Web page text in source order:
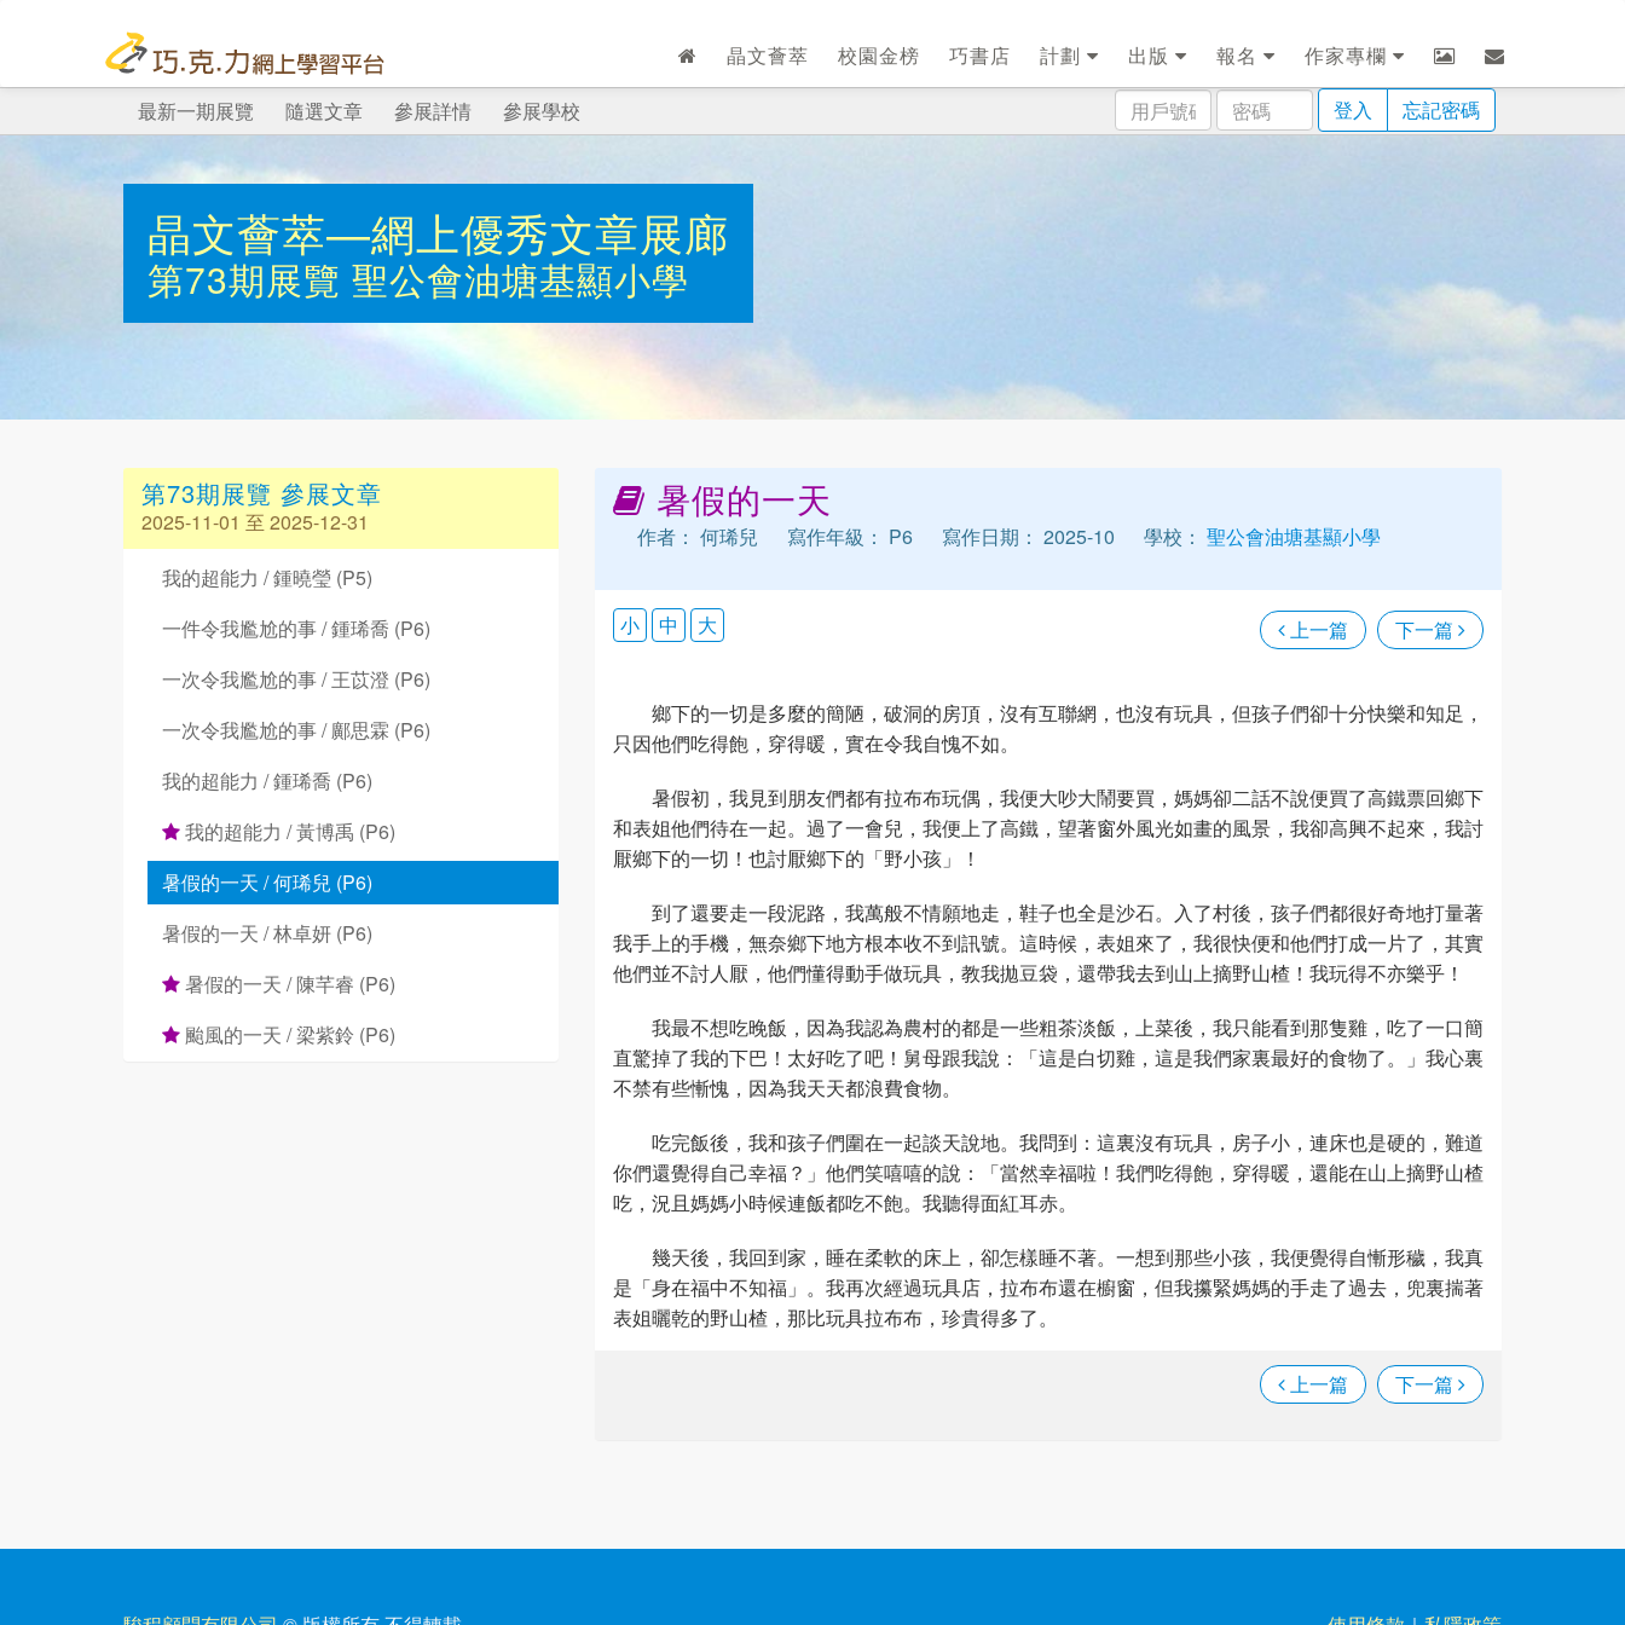
晶文薈萃 校園金榜 巧書店 計劃 出版 報名
作家專欄
用
戶
密
碼
登入 忘記密碼
最新一期展覽 隨選文章 參展詳情 參展學校
晶文薈萃—網上優秀文章展廊
第73期展覽 聖公會油塘基顯小學
第73期展覽 參展文章
2025-11-01 至 2025-12-31
我的超能力 / 鍾曉瑩 (P5)
一件令我尷尬的事 / 鍾琋喬 (P6)
一次令我尷尬的事 / 王苡澄 (P6)
一次令我尷尬的事 / 鄺思霖 (P6)
我的超能力 / 鍾琋喬 (P6)
我的超能力 / 黃博禹 (P6)
暑假的一天 / 何琋兒 (P6)
暑假的一天 / 林卓妍 (P6)
暑假的一天 / 陳芊睿 (P6)
颱風的一天 / 梁紫鈴 (P6)
暑假的一天
作者： 何琋兒 寫作年級： P6 寫作日期： 2025-10 學校： 聖公會油塘基顯小學
上一篇 下一篇
小 中 大
鄉下的一切是多麼的簡陋，破洞的房頂，沒有互聯網，也沒有玩具，但孩子們卻十分快樂和知足，
只因他們吃得飽，穿得暖，實在令我自愧不如。
暑假初，我見到朋友們都有拉布布玩偶，我便大吵大鬧要買，媽媽卻二話不說便買了高鐵票回鄉下
和表姐他們待在一起。過了一會兒，我便上了高鐵，望著窗外風光如畫的風景，我卻高興不起來，我討
厭鄉下的一切！也討厭鄉下的「野小孩」！
到了還要走一段泥路，我萬般不情願地走，鞋子也全是沙石。入了村後，孩子們都很好奇地打量著
我手上的手機，無奈鄉下地方根本收不到訊號。這時候，表姐來了，我很快便和他們打成一片了，其實
他們並不討人厭，他們懂得動手做玩具，教我拋豆袋，還帶我去到山上摘野山楂！我玩得不亦樂乎！
我最不想吃晚飯，因為我認為農村的都是一些粗茶淡飯，上菜後，我只能看到那隻雞，吃了一口簡
直驚掉了我的下巴！太好吃了吧！舅母跟我說：「這是白切雞，這是我們家裏最好的食物了。」我心裏
不禁有些慚愧，因為我天天都浪費食物。
吃完飯後，我和孩子們圍在一起談天說地。我問到：這裏沒有玩具，房子小，連床也是硬的，難道
你們還覺得自己幸福？」他們笑嘻嘻的說：「當然幸福啦！我們吃得飽，穿得暖，還能在山上摘野山楂
吃，況且媽媽小時候連飯都吃不飽。我聽得面紅耳赤。
幾天後，我回到家，睡在柔軟的床上，卻怎樣睡不著。一想到那些小孩，我便覺得自慚形穢，我真
是「身在福中不知福」。我再次經過玩具店，拉布布還在櫥窗，但我攥緊媽媽的手走了過去，兜裏揣著
表姐曬乾的野山楂，那比玩具拉布布，珍貴得多了。
上一篇 下一篇